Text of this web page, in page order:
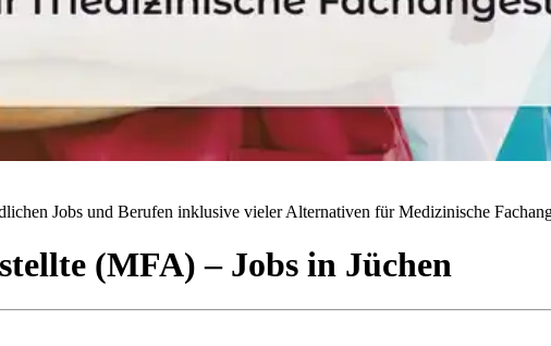
Jobs und Berufen inklusive vieler Alternativen für Medizinische
(MFA) – Jobs in Jüchen